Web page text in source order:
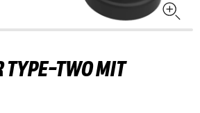
TYPE-TWO MIT